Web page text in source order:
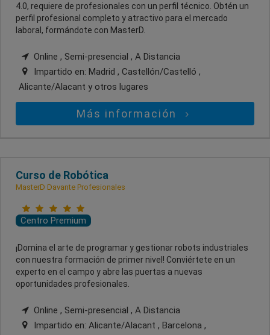
4.0, requiere de profesionales con un perfil técnico. Obtén un
perfil profesional completo y atractivo para el mercado
laboral, formándote con MasterD.
Online , Semi-presencial , A Distancia
Impartido en: Madrid , Castellón/Castelló ,
Alicante/Alacant y otros lugares
Más información
Curso de Robótica
MasterD Davante Profesionales
Centro Premium
¡Domina el arte de programar y gestionar robots industriales
con nuestra formación de primer nivel! Conviértete en un
experto en el campo y abre las puertas a nuevas
oportunidades profesionales.
Online , Semi-presencial , A Distancia
Impartido en: Alicante/Alacant , Barcelona ,